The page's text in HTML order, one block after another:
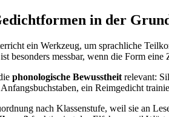
in der
ein Werkzeug, um sprachliche
besonders messbar, wenn die Form
phonologische Bewusstheit relevant:
ein Reimgedicht
nach Klassenstufe, weil sie an